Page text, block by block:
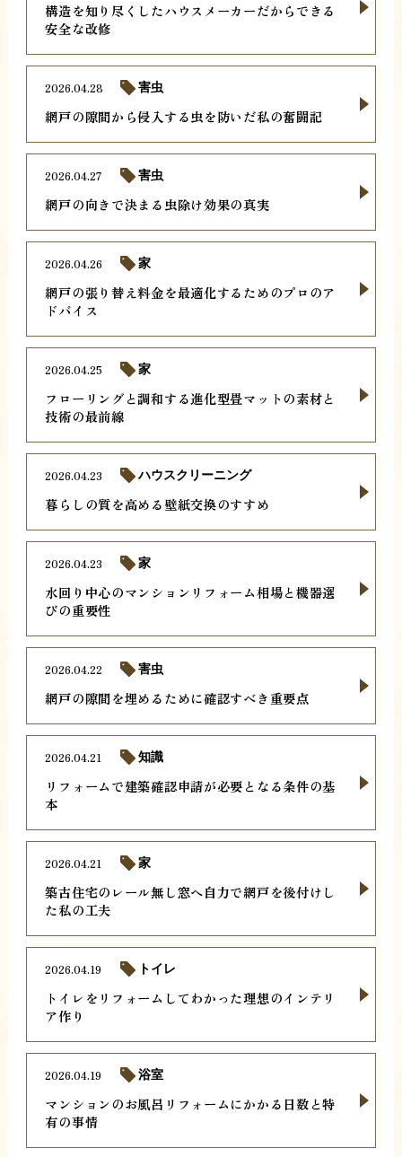
構造を知り尽くしたハウスメーカーだからできる
安全な改修
網戸の隙間から侵入する虫を防いだ私の奮闘記
2026.04.28 害虫
網戸の向きで決まる虫除け効果の真実
2026.04.27 害虫
網戸の張り替え料金を最適化するためのプロのア
ドバイス
2026.04.26 家
フローリングと調和する進化型畳マットの素材と
技術の最前線
2026.04.25 家
暮らしの質を高める壁紙交換のすすめ
2026.04.23 ハウスクリーニング
水回り中心のマンションリフォーム相場と機器選
びの重要性
2026.04.23 家
網戸の隙間を埋めるために確認すべき重要点
2026.04.22 害虫
リフォームで建築確認申請が必要となる条件の基
本
2026.04.21 知識
築古住宅のレール無し窓へ自力で網戸を後付けし
た私の工夫
2026.04.21 家
トイレをリフォームしてわかった理想のインテリ
ア作り
2026.04.19 トイレ
マンションのお風呂リフォームにかかる日数と特
有の事情
2026.04.19 浴室